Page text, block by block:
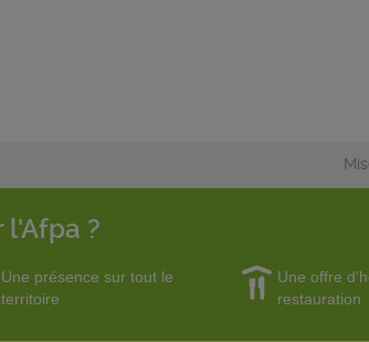
l'Afpa ?
Une présence sur tout le
territoire
Une offre
restauration